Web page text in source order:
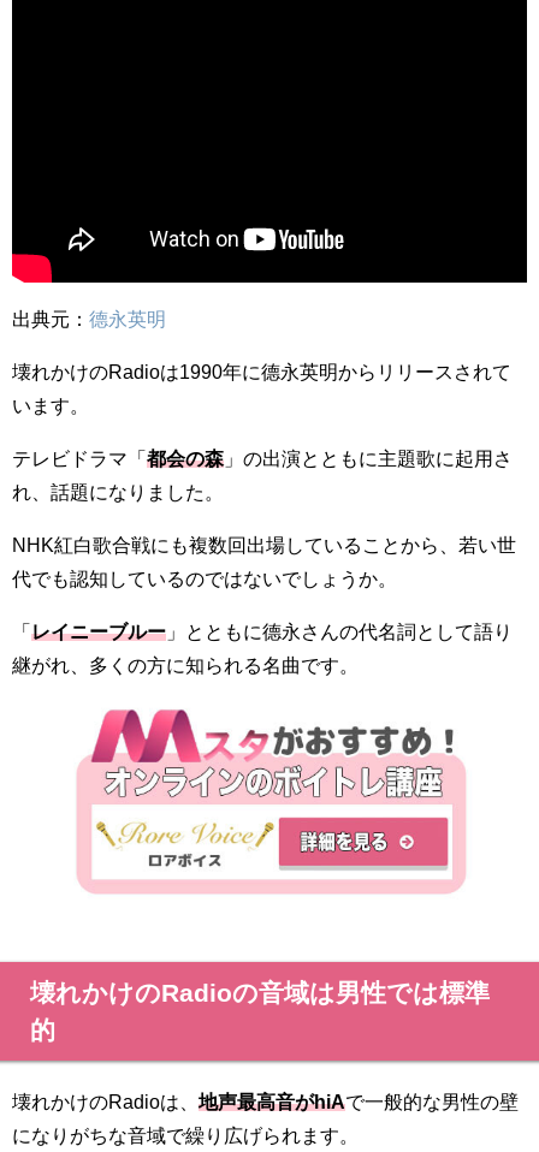
出典元： 德永英明
壊れかけのRadioは1990年に德永英明からリリースされて
います。
テレビドラマ「 都会の森 」の出演とともに主題歌に起用さ
れ、話題になりました。
NHK紅白歌合戦にも複数回出場していることから、若い世
代でも認知しているのではないでしょうか。
「 レイニーブルー 」とともに德永さんの代名詞として語り
継がれ、多くの方に知られる名曲です。
壊れかけのRadioの音域は男性では標準
的
壊れかけのRadioは、 地声最高音がhiAで一般的な男性の壁
になりがちな音域で繰り広げられます。